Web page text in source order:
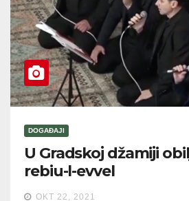
DOGAĐAJI
U Gradskoj džamiji
rebiu-l-evvel
OKT 22, 2021